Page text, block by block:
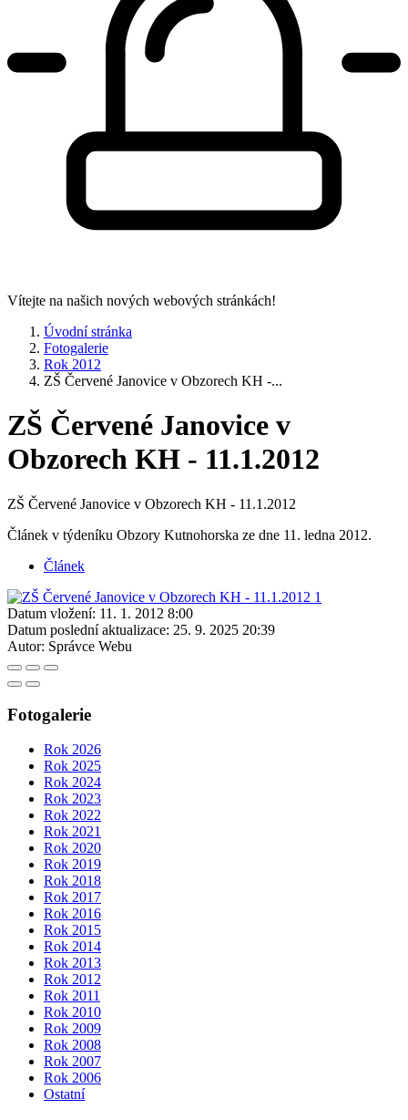
Vítejte na našich nových webových stránkách!
Úvodní stránka
Fotogalerie
Rok 2012
ZŠ Červené Janovice v Obzorech KH -...
ZŠ Červené Janovice v
Obzorech KH - 11.1.2012
ZŠ Červené Janovice v Obzorech KH - 11.1.2012
Článek v týdeníku Obzory Kutnohorska ze dne 11. ledna 2012.
Článek
Datum vložení: 11. 1. 2012 8:00
Datum poslední aktualizace: 25. 9. 2025 20:39
Autor: Správce Webu
Fotogalerie
Rok 2026
Rok 2025
Rok 2024
Rok 2023
Rok 2022
Rok 2021
Rok 2020
Rok 2019
Rok 2018
Rok 2017
Rok 2016
Rok 2015
Rok 2014
Rok 2013
Rok 2012
Rok 2011
Rok 2010
Rok 2009
Rok 2008
Rok 2007
Rok 2006
Ostatní